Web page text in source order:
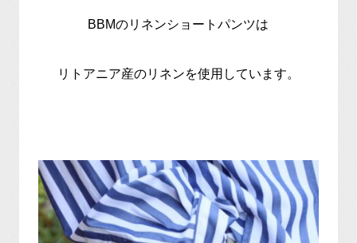
BBMのリネンショートパンツは
リトアニア産のリネンを使用しています。